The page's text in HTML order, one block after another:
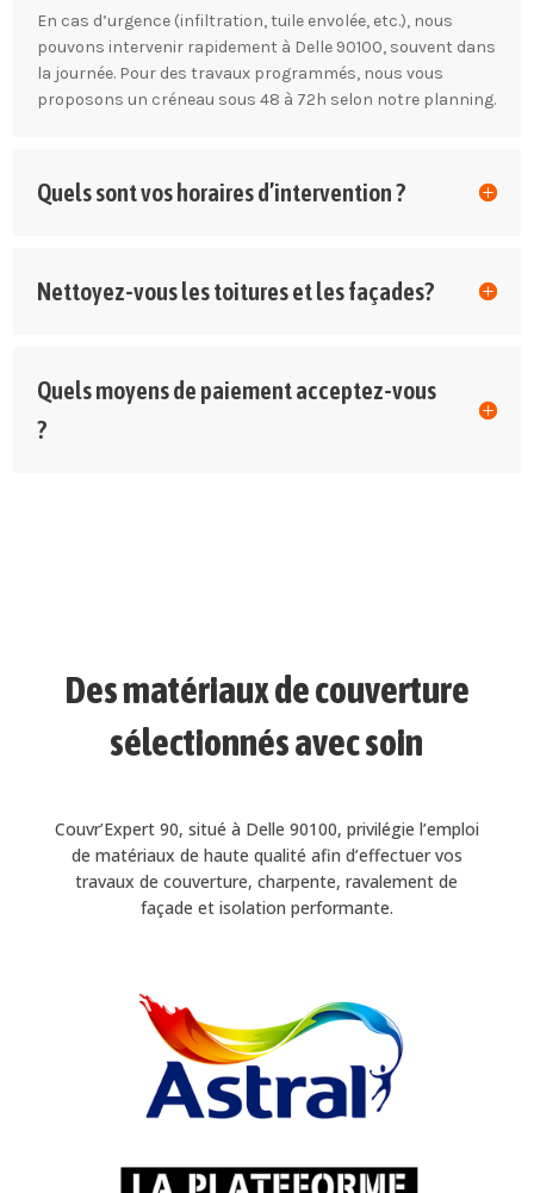
En cas d’urgence (infiltration, tuile envolée, etc.), nous
pouvons intervenir rapidement à Delle 90100, souvent dans
la journée. Pour des travaux programmés, nous vous
proposons un créneau sous 48 à 72h selon notre planning.
Quels sont vos horaires d’intervention ?
Nettoyez-vous les toitures et les façades?
Quels moyens de paiement acceptez-vous
?
Des matériaux de couverture
sélectionnés avec soin
Couvr’Expert 90, situé à Delle 90100, privilégie l’emploi
de matériaux de haute qualité afin d’effectuer vos
travaux de couverture, charpente, ravalement de
façade et isolation performante.